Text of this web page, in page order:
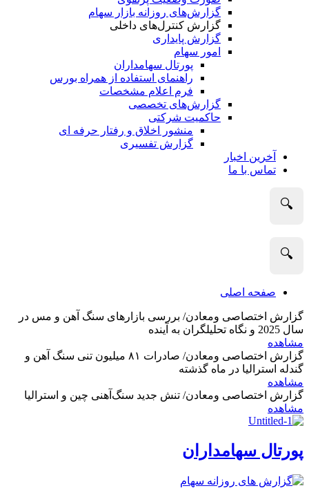
گزارش‌های روزانه بازار سهام
گزارش کنترل‌های داخلی
گزارش پایداری
امور سهام
پورتال سهامداران
راهنمای استفاده از همراه بورس
فرم اعلام مشخصات
گزارش‌های تخصصی
حاکمیت شرکتی
منشور اخلاق و رفتار حرفه­ ای
گزارش تفسیری
آخرین اخبار
تماس با ما
🔍
🔍
صفحه اصلی
گزارش اختصاصی ومعادن/ بررسی بازارهای سنگ آهن و مس در
سال 2025 و نگاه تحلیلگران به آینده
مشاهده
گزارش اختصاصی ومعادن/ صادرات ۸۱ میلیون تنی سنگ آهن و
گندله استرالیا در ماه گذشته
مشاهده
گزارش اختصاصی ومعادن/ تنش جدید سنگ‌آهنی چین و استرالیا
مشاهده
پورتال سهامداران